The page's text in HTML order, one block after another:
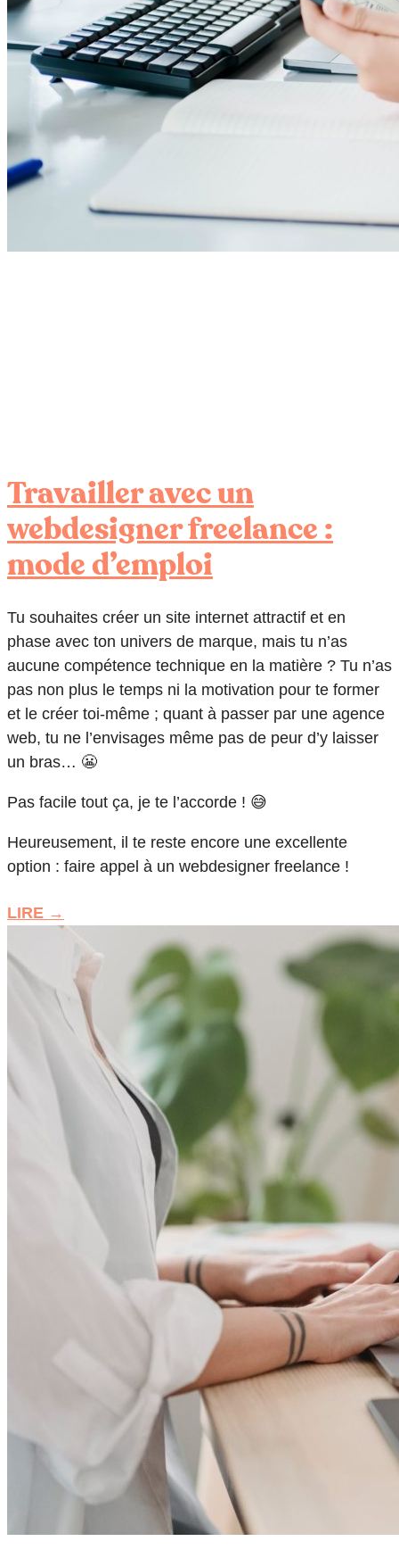
Travailler avec un
webdesigner freelance :
mode d’emploi
Tu souhaites créer un site internet attractif et en
phase avec ton univers de marque, mais tu n’as
aucune compétence technique en la matière ? Tu n’as
pas non plus le temps ni la motivation pour te former
et le créer toi-même ; quant à passer par une agence
web, tu ne l’envisages même pas de peur d’y laisser
un bras… 😬
Pas facile tout ça, je te l’accorde ! 😅
Heureusement, il te reste encore une excellente
option : faire appel à un webdesigner freelance !
LIRE →